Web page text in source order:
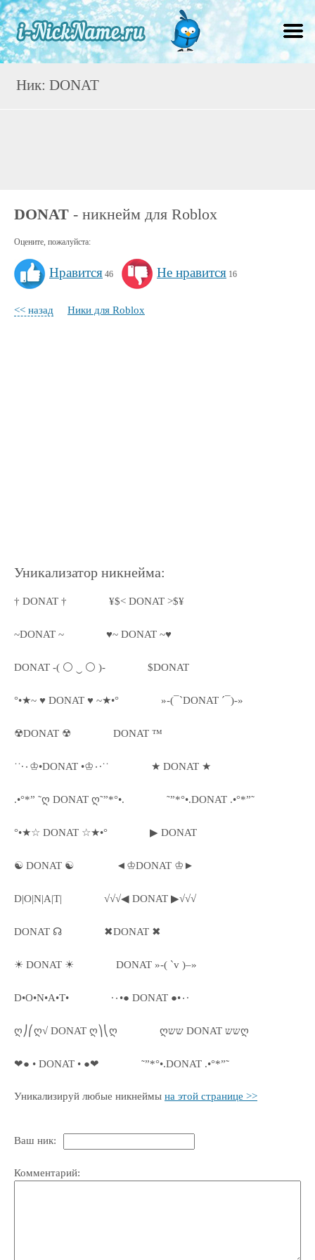
Ник: DONAT
DONAT - никнейм для Roblox
Оцените, пожалуйста:
Нравится 46 Не нравится 16
<< назад Ники для Roblox
Уникализатор никнейма:
† DONAT † ¥$< DONAT >$¥
~DONAT ~ ♥~ DONAT ~♥
DONAT -( ⚪ ‿ ⚪ )- $DONAT
°•★~ ♥ DONAT ♥ ~★•° »-(¯`DONAT ´¯)-»
☢DONAT ☢ DONAT ™
˙˙·٠♔•DONAT •♔٠·˙˙ ★ DONAT ★
.•°*” ˜ღ DONAT ღ˜”*°•. ˜”*°•.DONAT .•°*”˜
°•★☆ DONAT ☆★•° ▶ DONAT
☯ DONAT ☯ ◄♔DONAT ♔►
D|O|N|A|T| √√√◀ DONAT ▶√√√
DONAT ☊ ✖DONAT ✖
☀ DONAT ☀ DONAT »-( `v )–»
D•O•N•A•T• ·٠•● DONAT ●•٠·
ღ⎠⎛ღ√ DONAT ღ⎞⎝ღ ღשש DONAT ששღ
❤● • DONAT • ●❤ ˜”*°•.DONAT .•°*”˜
Уникализируй любые никнеймы на этой странице >>
Ваш ник:
Комментарий: